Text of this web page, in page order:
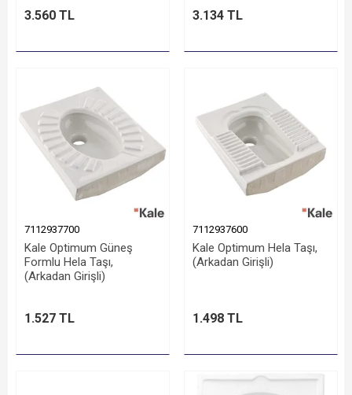
3.560 TL 3.134 TL
7112937700
Kale Optimum Güneş
Formlu Hela Taşı,
(Arkadan Girişli)
1.527 TL
7112937600
Kale Optimum Hela Taşı,
(Arkadan Girişli)
1.498 TL